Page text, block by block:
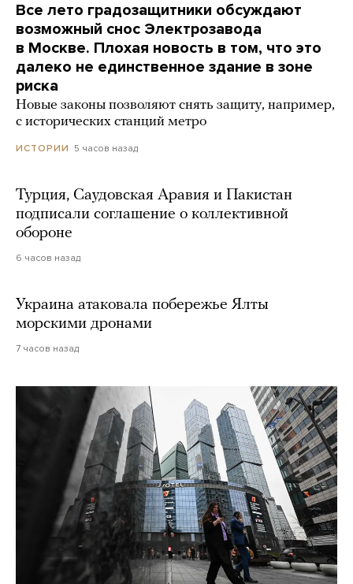
Все лето градозащитники обсуждают
возможный снос Электрозавода
в Москве. Плохая новость в том, что это
далеко не единственное здание в зоне
риска
Новые законы позволяют снять защиту, например,
с исторических станций метро
ИСТОРИИ 5 часов назад
Турция, Саудовская Аравия и Пакистан
подписали соглашение о коллективной
обороне
6 часов назад
Украина атаковала побережье Ялты
морскими дронами
7 часов назад